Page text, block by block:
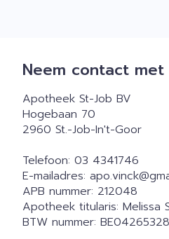
Neem contact
Apotheek St-Job BV
Hogebaan 70
2960 St.-Job-In't-Goor
Telefoon: 03 4341746
E-mailadres: apo.vinck@
APB nummer: 212048
Apotheek titularis: Melissa
BTW nummer: